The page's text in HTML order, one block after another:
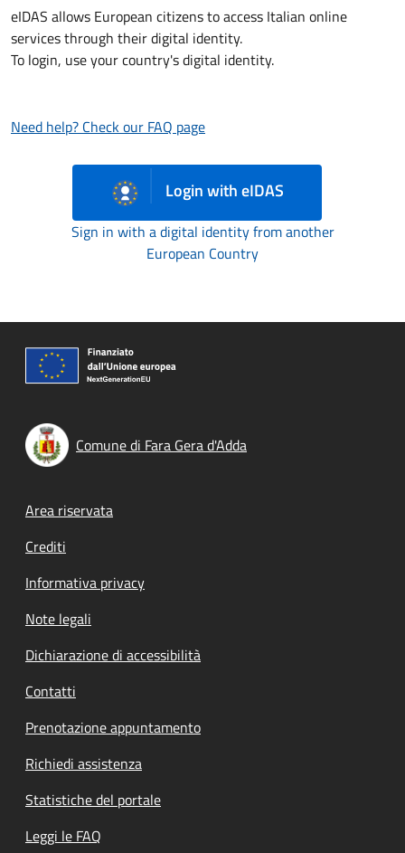
eIDAS allows European citizens to access Italian online
services through their digital identity.
To login, use your country's digital identity.
Need help? Check our FAQ page
Login with eIDAS
Sign in with a digital identity from another
European Country
Comune di Fara Gera d'Adda
Footer menu
Area riservata
Crediti
Informativa privacy
Note legali
Dichiarazione di accessibilità
Contatti
Prenotazione appuntamento
Richiedi assistenza
Statistiche del portale
Leggi le FAQ